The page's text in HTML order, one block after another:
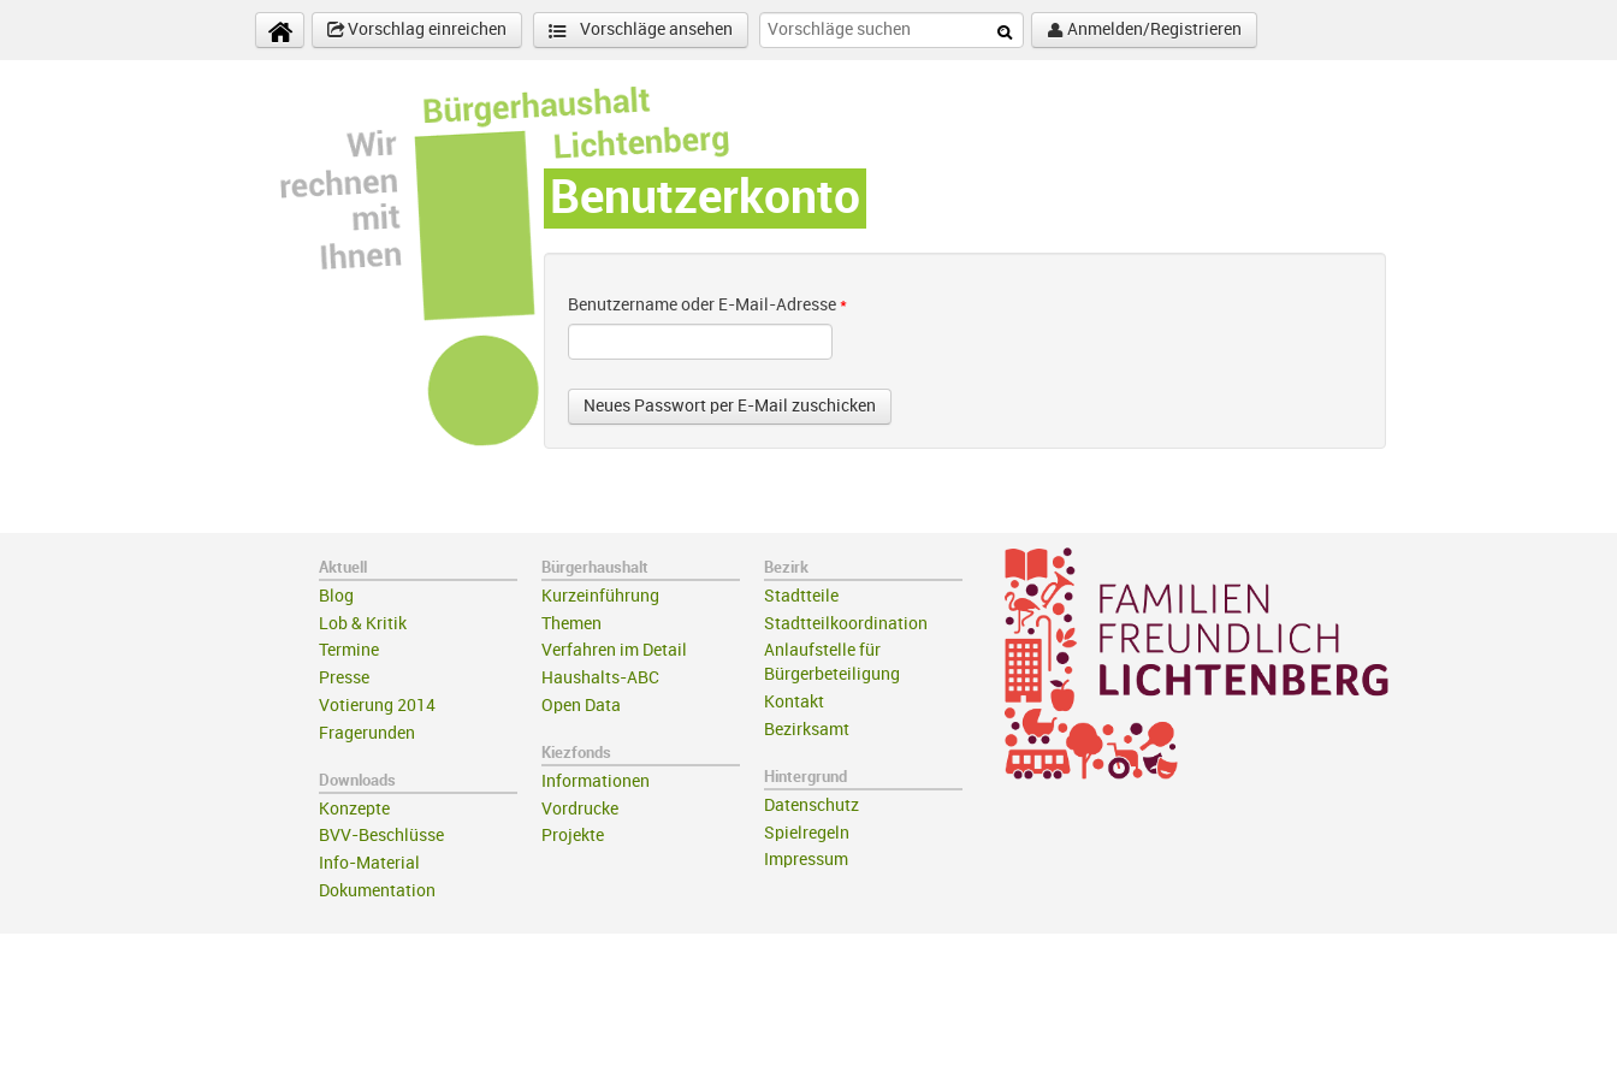
Vorschlag einreichen
Vorschläge ansehen Anmelden/Registrieren
Benutzerkonto
Benutzername oder E-Mail-Adresse *
Aktuell
Blog
Lob & Kritik
Termine
Presse
Votierung 2014
Fragerunden
Downloads
Konzepte
BVV-Beschlüsse
Info-Material
Dokumentation
Bürgerhaushalt
Kurzeinführung
Themen
Verfahren im Detail
Haushalts-ABC
Open Data
Kiezfonds
Informationen
Vordrucke
Projekte
Bezirk
Stadtteile
Stadtteilkoordination
Anlaufstelle für
Bürgerbeteiligung
Kontakt
Bezirksamt
Hintergrund
Datenschutz
Spielregeln
Impressum